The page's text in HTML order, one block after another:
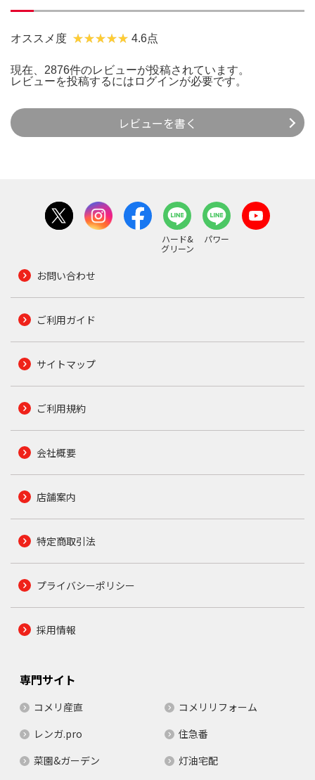
オススメ度 4.6点
現在、2876件のレビューが投稿されています。
レビューを投稿するには ログインが必要です。
レビューを書く
ハード&
グリーン
パワー
お問い合わせ
ご利用ガイド
サイトマップ
ご利用規約
会社概要
店舗案内
特定商取引法
プライバシーポリシー
採用情報
専門サイト
コメリ産直
コメリリフォーム
レンガ.pro
住急番
菜園&ガーデン
灯油宅配